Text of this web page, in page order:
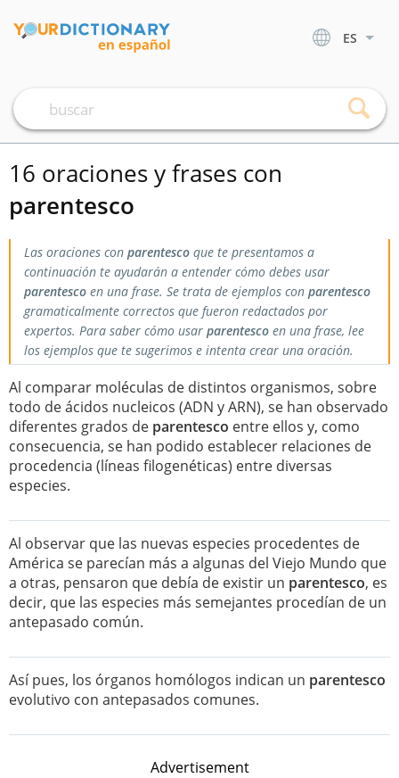
ES
16 oraciones y frases con
parentesco
Las oraciones con parentesco que te presentamos a
continuación te ayudarán a entender cómo debes usar
parentesco en una frase. Se trata de ejemplos con parentesco
gramaticalmente correctos que fueron redactados por
expertos. Para saber cómo usar parentesco en una frase, lee
los ejemplos que te sugerimos e intenta crear una oración.
Al comparar moléculas de distintos organismos, sobre
todo de ácidos nucleicos (ADN y ARN), se han observado
diferentes grados de parentesco entre ellos y, como
consecuencia, se han podido establecer relaciones de
procedencia (líneas filogenéticas) entre diversas
especies.
Al observar que las nuevas especies procedentes de
América se parecían más a algunas del Viejo Mundo que
a otras, pensaron que debía de existir un parentesco, es
decir, que las especies más semejantes procedían de un
antepasado común.
Así pues, los órganos homólogos indican un parentesco
evolutivo con antepasados comunes.
Advertisement